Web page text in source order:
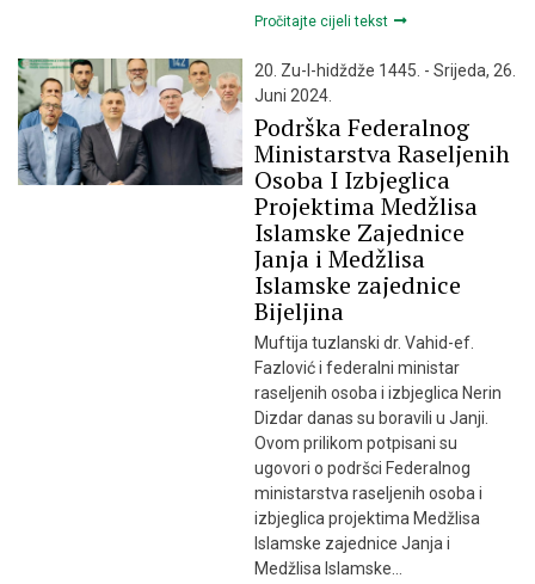
Pročitajte cijeli tekst
20. Zu-l-hidždže 1445. - Srijeda, 26.
Juni 2024.
Podrška Federalnog
Ministarstva Raseljenih
Osoba I Izbjeglica
Projektima Medžlisa
Islamske Zajednice
Janja i Medžlisa
Islamske zajednice
Bijeljina
Muftija tuzlanski dr. Vahid-ef.
Fazlović i federalni ministar
raseljenih osoba i izbjeglica Nerin
Dizdar danas su boravili u Janji.
Ovom prilikom potpisani su
ugovori o podršci Federalnog
ministarstva raseljenih osoba i
izbjeglica projektima Medžlisa
Islamske zajednice Janja i
Medžlisa Islamske…